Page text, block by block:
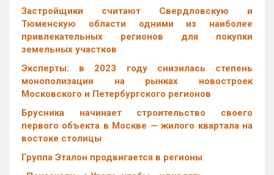
Застройщики считают Свердловскую и
Тюменскую области одними из наиболее
привлекательных регионов для покупки
земельных участков
Эксперты: в 2023 году снизилась степень
монополизации на рынках новостроек
Московского и Петербургского регионов
Брусника начинает строительство своего
первого объекта в Москве — жилого квартала на
востоке столицы
Группа Эталон продвигается в регионы